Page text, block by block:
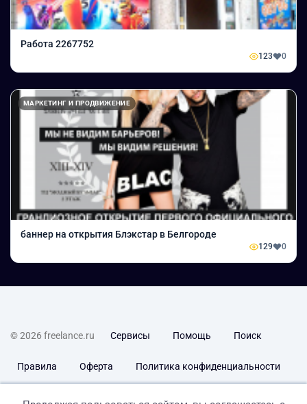
Работа 2267752
123 0
МАРКЕТИНГ И ПРОДВИЖЕНИЕ
баннер на открытия Блэкстар в Белгороде
129 0
© 2026 freelance.ru Сервисы Помощь Поиск
Правила Оферта Политика конфиденциальности